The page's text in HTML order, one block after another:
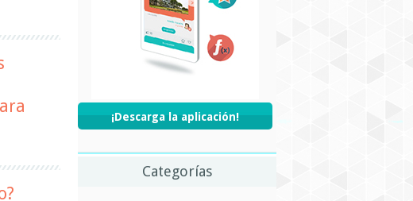
¡Descarga la aplicación!
Categorías